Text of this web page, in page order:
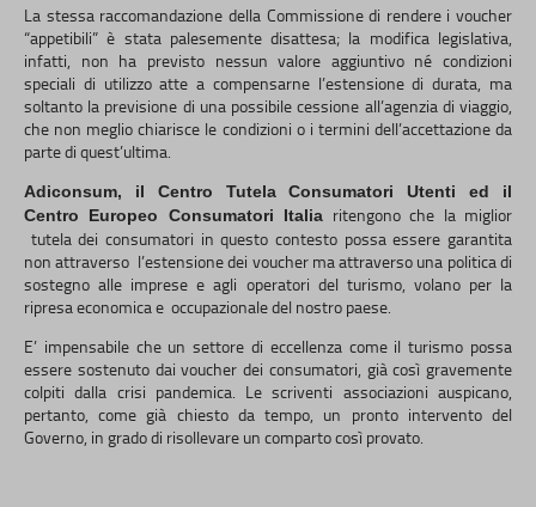
La stessa raccomandazione della Commissione di rendere i voucher
“appetibili” è stata palesemente disattesa; la modifica legislativa,
infatti, non ha previsto nessun valore aggiuntivo né condizioni
speciali di utilizzo atte a compensarne l’estensione di durata, ma
soltanto la previsione di una possibile cessione all’agenzia di viaggio,
che non meglio chiarisce le condizioni o i termini dell’accettazione da
parte di quest’ultima.
Adiconsum, il Centro Tutela Consumatori Utenti ed il
Centro Europeo Consumatori Italia ritengono che la miglior
tutela dei consumatori in questo contesto possa essere garantita
non attraverso l’estensione dei voucher ma attraverso una politica di
sostegno alle imprese e agli operatori del turismo, volano per la
ripresa economica e occupazionale del nostro paese.
E’ impensabile che un settore di eccellenza come il turismo possa
essere sostenuto dai voucher dei consumatori, già così gravemente
colpiti dalla crisi pandemica. Le scriventi associazioni auspicano,
pertanto, come già chiesto da tempo, un pronto intervento del
Governo, in grado di risollevare un comparto così provato.